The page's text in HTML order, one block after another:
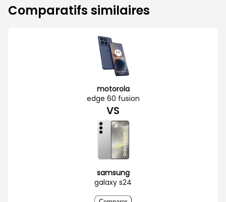
Comparatifs similaires
motorola
edge 60 fusion
VS
samsung
galaxy s24